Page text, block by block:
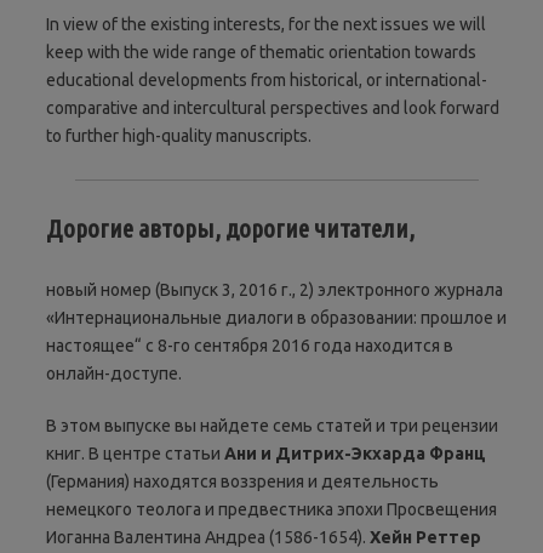
In view of the existing interests, for the next issues we will
keep with the wide range of thematic orientation towards
educational developments from historical, or international-
comparative and intercultural perspectives and look forward
to further high-quality manuscripts.
Дорогие авторы, дорогие читатели,
новый номер (Выпуск 3, 2016 г., 2) электронного журнала
«Интернациональные диалоги в образовании: прошлое и
настоящее“ с 8-го сентября 2016 года находится в
онлайн-доступе.
В этом выпуске вы найдете семь статей и три рецензии
книг. В центре статьи Ани и Дитрих-Экхарда Франц
(Германия) находятся воззрения и деятельность
немецкого теолога и предвестника эпохи Просвещения
Иоганна Валентина Андреа (1586-1654). Хейн Реттер